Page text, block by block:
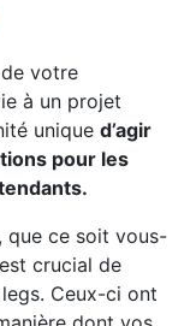
votre
à un projet
unique d’agir
pour les
que ce soit vous-
crucial de
Ceux-ci ont